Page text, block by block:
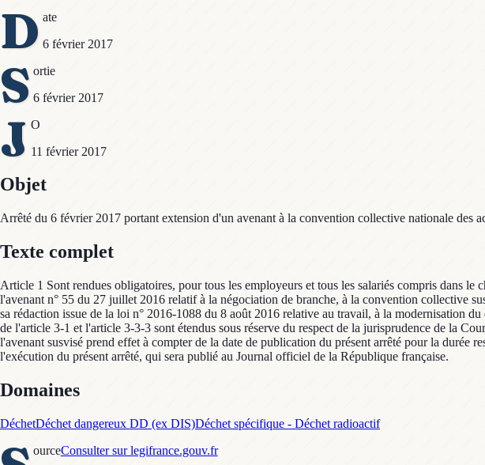
D ate
6 février 2017
S ortie
6 février 2017
J O
11 février 2017
Objet
Arrêté du 6 février 2017 portant extension d'un avenant à la convention collective nationale des
Texte complet
Article 1 Sont rendues obligatoires, pour tous les employeurs et tous les salariés compris dans
l'avenant n° 55 du 27 juillet 2016 relatif à la négociation de branche, à la convention collective
sa rédaction issue de la loi n° 2016-1088 du 8 août 2016 relative au travail, à la modernisation
de l'article 3-1 et l'article 3-3-3 sont étendus sous réserve du respect de la jurisprudence de la
l'avenant susvisé prend effet à compter de la date de publication du présent arrêté pour la
l'exécution du présent arrêté, qui sera publié au Journal officiel de la République française.
Domaines
DéchetDéchet dangereux DD (ex DIS)Déchet spécifique - Déchet radioactif
ourceConsulter sur legifrance.gouv.fr